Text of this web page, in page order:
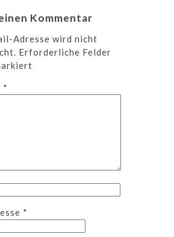
Kommentar
Adresse wird nicht
Erforderliche Felder
*
*